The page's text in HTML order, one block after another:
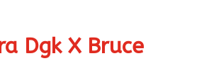
Dgk X Bruce